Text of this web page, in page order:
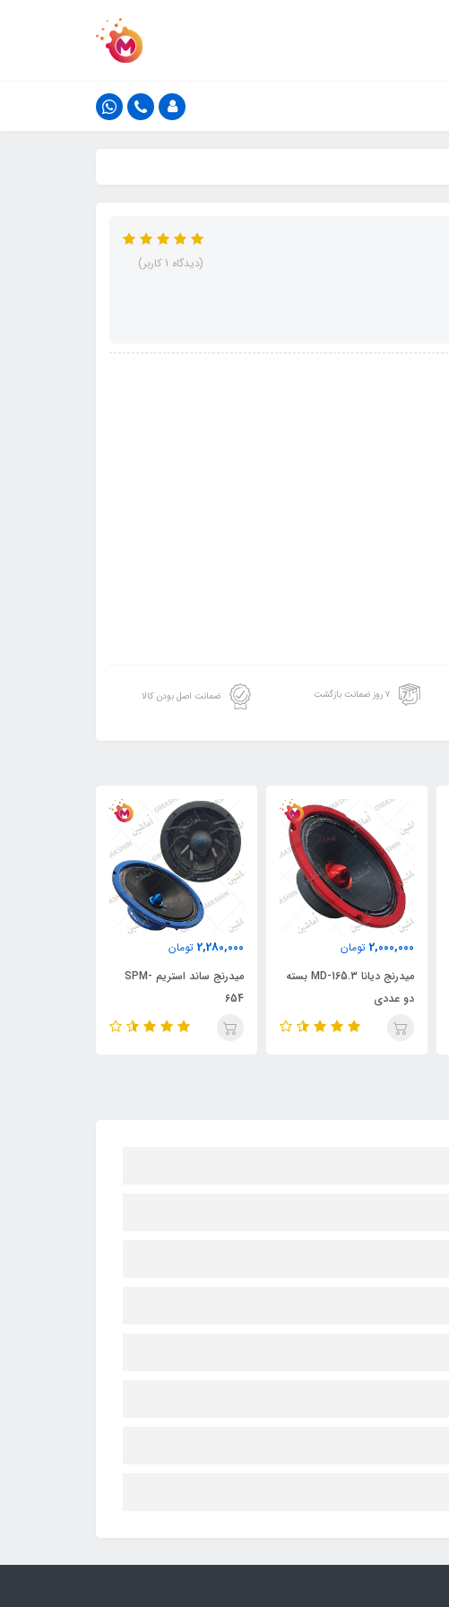
(دیدگاه 1 کاربر)
۷ روز ضمانت بازگشت ضمانت اصل بودن کالا
2,000,000 تومان
میدرنج دیانا MD-165.3 بسته
دو عددی
2,280,000 تومان
میدرنج ساند استریم SPM-
654